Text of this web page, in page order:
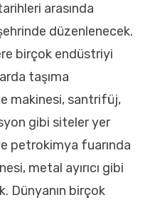
arasında
düzenlenecek.
birçok endüstriyi
taşıma
makinesi, santrifüj,
gibi siteler yer
petrokimya fuarında
metal ayırıcı gibi
Dünyanın birçok